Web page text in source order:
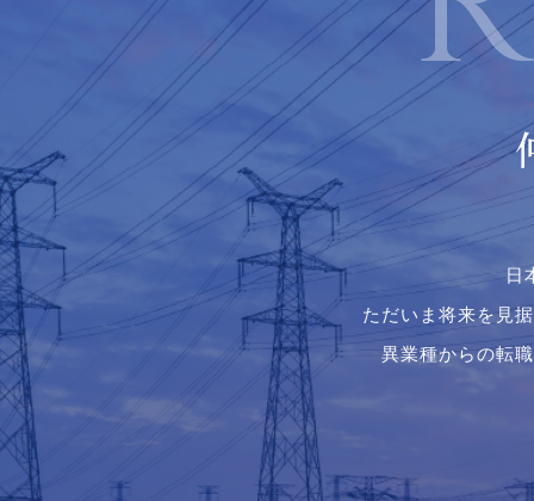
日
ただいま将来を見
異業種からの転